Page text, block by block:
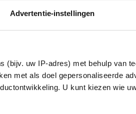
Advertentie-instellingen
(bijv. uw IP-adres) met behulp van
met als doel gepersonaliseerde
U kunt kiezen wie
VAN
FOTO’S
HANDEN